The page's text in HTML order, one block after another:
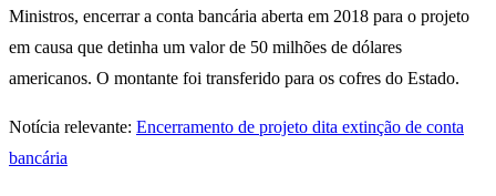
Ministros, encerrar a conta bancária aberta em 2018 para o projeto
em causa que detinha um valor de 50 milhões de dólares
americanos. O montante foi transferido para os cofres do Estado.
Notícia relevante: Encerramento de projeto dita extinção de conta
bancária